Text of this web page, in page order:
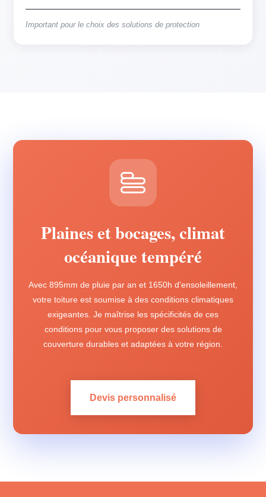
Important pour le choix des solutions de protection
Plaines et bocages, climat
océanique tempéré
Avec 895mm de pluie par an et 1650h d'ensoleillement,
votre toiture est soumise à des conditions climatiques
exigeantes. Je maîtrise les spécificités de ces
conditions pour vous proposer des solutions de
couverture durables et adaptées à votre région.
Devis personnalisé